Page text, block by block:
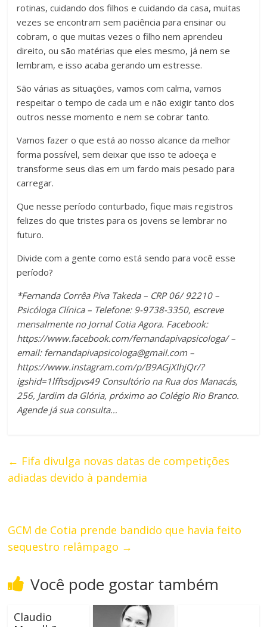
rotinas, cuidando dos filhos e cuidando da casa, muitas
vezes se encontram sem paciência para ensinar ou
cobram, o que muitas vezes o filho nem aprendeu
direito, ou são matérias que eles mesmo, já nem se
lembram, e isso acaba gerando um estresse.
São várias as situações, vamos com calma, vamos
respeitar o tempo de cada um e não exigir tanto dos
outros nesse momento e nem se cobrar tanto.
Vamos fazer o que está ao nosso alcance da melhor
forma possível, sem deixar que isso te adoeça e
transforme seus dias em um fardo mais pesado para
carregar.
Que nesse período conturbado, fique mais registros
felizes do que tristes para os jovens se lembrar no
futuro.
Divide com a gente como está sendo para você esse
período?
*Fernanda Corrêa Piva Takeda – CRP 06/ 92210 –
Psicóloga Clínica – Telefone: 9-9738-3350, escreve
mensalmente no Jornal Cotia Agora. Facebook:
https://www.facebook.com/fernandapivapsicologa/ –
email: fernandapivapsicologa@gmail.com –
https://www.instagram.com/p/B9AGjXIhjQr/?
igshid=1lfftsdjpvs49 Consultório na Rua dos Manacás,
256, Jardim da Glória, próximo ao Colégio Rio Branco.
Agende já sua consulta…
← Fifa divulga novas datas de competições
adiadas devido à pandemia
GCM de Cotia prende bandido que havia feito
sequestro relâmpago →
Você pode gostar também
Claudio